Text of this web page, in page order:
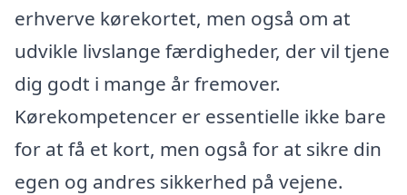
erhverve kørekortet, men også om at
udvikle livslange færdigheder, der vil tjene
dig godt i mange år fremover.
Kørekompetencer er essentielle ikke bare
for at få et kort, men også for at sikre din
egen og andres sikkerhed på vejene.